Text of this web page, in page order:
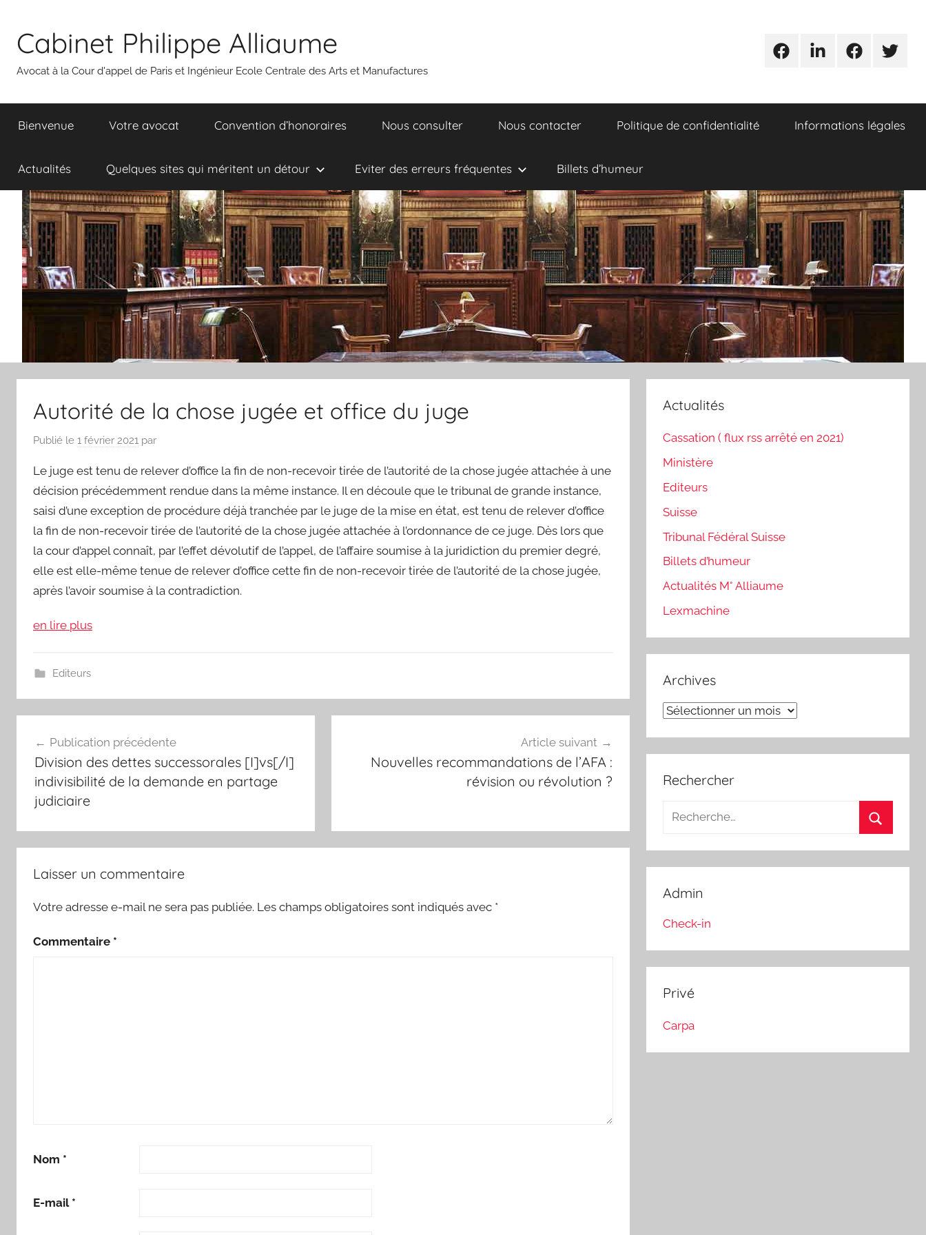
contenu
Cabinet Philippe Alliaume
Avocat à la Cour d'appel de Paris et Ingénieur Ecole Centrale des Arts et Manufactures
UrgencesLinkedinFacebookTwitter
Bienvenue Votre avocat Convention d’honoraires Nous consulter Nous contacter Politique de confidentialité Informations légales
Actualités Quelques sites qui méritent un détour Eviter des erreurs fréquentes Billets d’humeur
Autorité de la chose jugée et office du juge
Publié le 1 février 2021 par
Le juge est tenu de relever d’office la fin de non-recevoir tirée de l’autorité de la chose jugée attachée à une
décision précédemment rendue dans la même instance. Il en découle que le tribunal de grande instance,
saisi d’une exception de procédure déjà tranchée par le juge de la mise en état, est tenu de relever d’office
la fin de non-recevoir tirée de l’autorité de la chose jugée attachée à l’ordonnance de ce juge. Dès lors que
la cour d’appel connaît, par l’effet dévolutif de l’appel, de l’affaire soumise à la juridiction du premier degré,
elle est elle-même tenue de relever d’office cette fin de non-recevoir tirée de l’autorité de la chose jugée,
après l’avoir soumise à la contradiction.
en lire plus
Editeurs
de
l’article
Publication précédente
Division des dettes successorales [I]vs[/I]
indivisibilité de la demande en partage
judiciaire
Article suivant
Nouvelles recommandations de l’AFA :
révision ou révolution ?
Laisser un commentaire
Votre adresse e-mail ne sera pas publiée. Les champs obligatoires sont indiqués avec *
Commentaire *
Nom *
E-mail *
Actualités
Cassation ( flux rss arrêté en 2021)
Ministère
Editeurs
Suisse
Tribunal Fédéral Suisse
Billets d’humeur
Actualités M° Alliaume
Lexmachine
Archives
Archives
Rechercher
Recherche
:
Admin
Check-in
Privé
Carpa